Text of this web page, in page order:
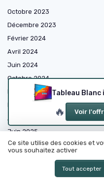
Tableau
🔥 Voir
Octobre 2023
Décembre 2023
Février 2024
Avril 2024
Juin 2024
Octobre 2024
Décembre 2024
Février 2025
Avril 2025
Juin 2025
Août 2025
Ce site utilise des cookies et
vous souhaitez activer
Tout accepter